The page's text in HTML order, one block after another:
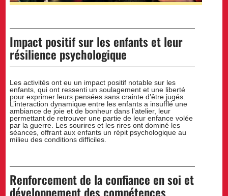
Impact positif sur les enfants et leur
résilience psychologique
Les activités ont eu un impact positif notable sur les
enfants, qui ont ressenti un soulagement et une liberté
pour exprimer leurs pensées sans crainte d’être jugés.
L’interaction dynamique entre les enfants a insufflé une
ambiance de joie et de bonheur dans l’atelier, leur
permettant de retrouver une partie de leur enfance volée
par la guerre. Les sourires et les rires ont dominé les
séances, offrant aux enfants un répit psychologique au
milieu des conditions difficiles.
Renforcement de la confiance en soi et
développement des compétences